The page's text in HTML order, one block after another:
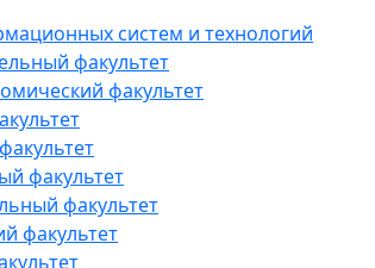
систем и технологий
факультет
факультет
факультет
факультет
факультет